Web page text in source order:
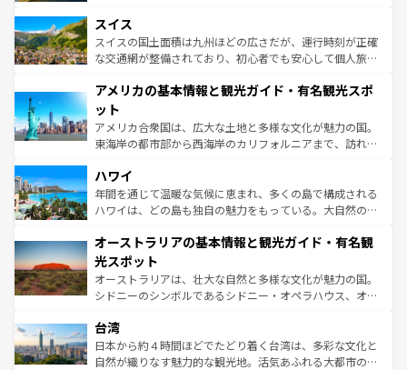
を参照してほしい。
は、お酒好きな人にはぜひ体験してほしい。 なお、新着の
ドイツ情報はコンテンツ一覧を参照してほしい。
リアごとに異なる魅力がある。また、優雅なアフタヌーン
ティー、ビール好きにはたまらない英国パブ、サッカー観
戦など、本場だからこそできる体験も豊富。イギリスを旅
ンツ一覧を参照してほしい。
スイス
スイスの国土面積は九州ほどの広さだが、運行時刻が正確
な交通網が整備されており、初心者でも安心して個人旅行
の建物がそのまま残る町や、スイスならではのユニークな
博物館もあり、アルプス観光だけでなく町歩きも満喫する
ことができる。国民の所得が高いため物価も高いが、旅行
者向けの交通パス提供のサービスもあり、うまく活用すれ
着のスイス情報は
アメリカの基本情報と観光ガイド・有名観光スポ
ット
アメリカ合衆国は、広大な土地と多様な文化が魅力の国。
東海岸の都市部から西海岸のカリフォルニアまで、訪れる
のような巨大都市は、観光、ショッピング、エンターテイ
ンメントが詰まった刺激的なスポットだ。一方、アメリカ
西部には大自然が広がり、グランドキャニオンやイエロー
部のニューオーリンズでは、音楽と美食が融合した独特の
文化が魅力。旅行者はアメリカの各地域で異なる魅力を楽
しみながら、その多様性と豊かな歴史を感じることができ
るだろう。車でのロードトリップや列車の旅も、アメリカ
情報は
ハワイ
年間を通じて温暖な気候に恵まれ、多くの島で構成される
ハワイは、どの島も独自の魅力をもっている。大自然の神
ワイ島は見逃せない。また、定番の観光地といえばオアフ
島だが、静かな自然を求めるならマウイ島やカウアイ島が
おすすめ。エメラルドグリーンに輝く海をはじめ、豊かな
文化や歴史が息づいている。「アロハスピリット」と呼ば
人々、おいしいローカルフードやハワイアンミュージッ
ク、伝統的なフラダンスなど、すべてがハワイの魅力を彩
っている。訪れるたびに新しい発見と感動が待っているハ
オーストラリアの基本情報と観光ガイド・有名観
光スポット
オーストラリアは、壮大な自然と多様な文化が魅力の国。
シドニーのシンボルであるシドニー・オペラハウス、オー
リアリーフや大陸中央部にそびえるウルル（エアーズロッ
ク）、タスマニアの美しい原生林やケアンズの熱帯雨林な
ど、見どころがたくさん。また、カフェやワイン、オージ
台湾
日本から約４時間ほどでたどり着く台湾は、多彩な文化と
自然が織りなす魅力的な観光地。活気あふれる大都市の台